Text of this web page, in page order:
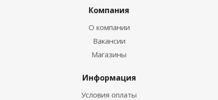
Компания
О компании
Вакансии
Магазины
Информация
Условия оплаты